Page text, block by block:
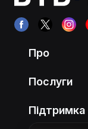
Про
Послуги
Підтримка